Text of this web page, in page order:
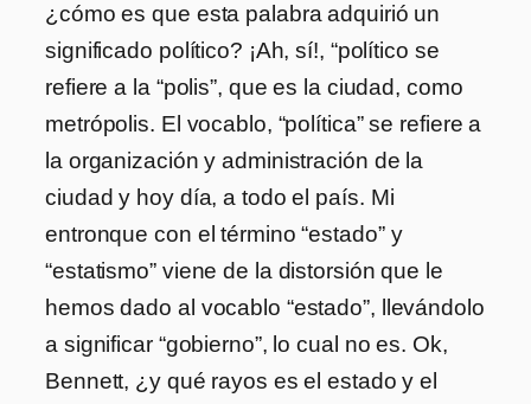
¿cómo es que esta palabra adquirió un
significado político? ¡Ah, sí!, “político se
refiere a la “polis”, que es la ciudad, como
metrópolis. El vocablo, “política” se refiere a
la organización y administración de la
ciudad y hoy día, a todo el país. Mi
entronque con el término “estado” y
“estatismo” viene de la distorsión que le
hemos dado al vocablo “estado”, llevándolo
a significar “gobierno”, lo cual no es. Ok,
Bennett, ¿y qué rayos es el estado y el